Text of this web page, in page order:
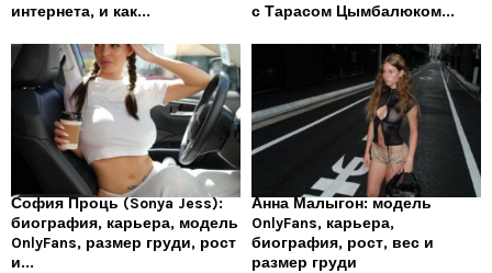
интернета, и как...
с Тарасом Цымбалюком...
София Проць (Sonya Jess):
биография, карьера, модель
OnlyFans, размер груди, рост
и...
Анна Малыгон: модель
OnlyFans, карьера,
биография, рост, вес и
размер груди